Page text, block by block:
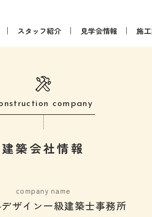
スタッフ紹介 見学会情報 施
company
建築会社情報
company name
ザイン一級建築士事務所